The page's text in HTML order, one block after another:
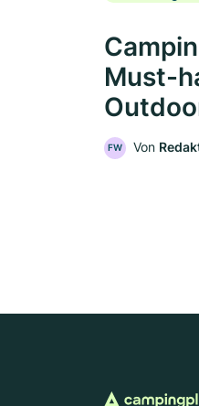
Must-
FW Von